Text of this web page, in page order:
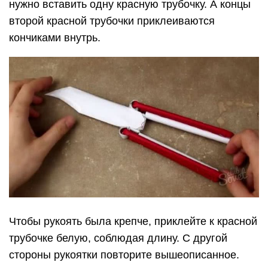
нужно вставить одну красную трубочку. А концы
второй красной трубочки приклеиваются
кончиками внутрь.
Чтобы рукоять была крепче, приклейте к красной
трубочке белую, соблюдая длину. С другой
стороны рукоятки повторите вышеописанное.